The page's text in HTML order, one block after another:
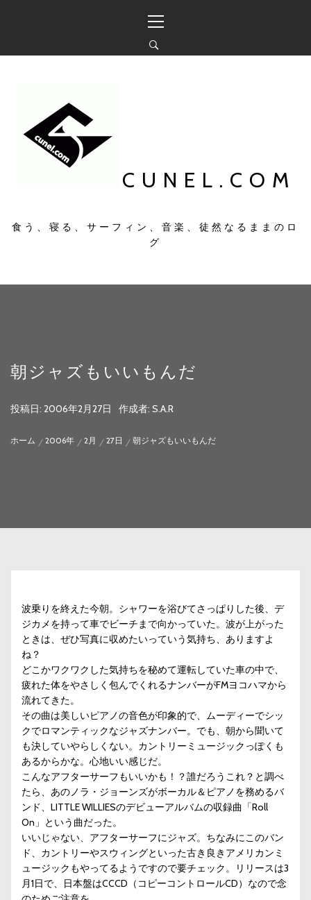
ン
イ
ン
メ
CUNEL.COM
食う、寝る、サーフィン、音楽、徒然なるままのロ
グ
朝ジャズもいいもんだ
投稿日: 2006年2月27日 作成者: S.A.R
ホーム 2006年 2月 27日 朝ジャズもいいもんだ
波乗りを終えた今朝。シャワーを浴びてさっぱりした後、デ
ジカメを持って車でビーチまで向かっていた。波が上がった
ときは、ぜひ写真に収めたいっていう気持ち、ありますよ
ね？
どこかワクワクした気持ちを秘めて運転していた車の中で、
疲れた体をやさしく包んでくれるナンバーがFMヨコハマから
流れてきた。
その曲は美しいピアノの音色が印象的で、ムーディーでシッ
クでロマンティックなジャズナンバー。でも、朝から聞いて
も決していやらしくない。カントリーミュージックっぽくも
あるからかな。心地いい感じだ。
こんなアフターサーフもいいかも！？誰だろうこれ？と調べ
たら、あのノラ・ジョーンズがボーカル＆ピアノを務めるバ
ンド、LITTLE WILLIESのデビューアルバムの収録曲「Roll
On」という曲だった。
いいじゃない、アフターサーフにジャズ。ちなみにこのバン
ド、カントリーやスウィングといった古き良きアメリカンミ
ュージックもやってるようですので要チェック。リリースは3
月1日で、日本盤はCCCD（コピーコントロールCD）なので念